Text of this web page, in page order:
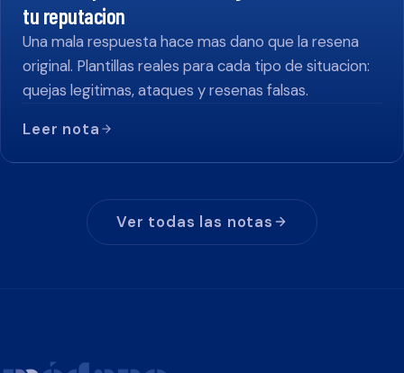
tu reputacion
Una mala respuesta hace mas dano que la resena
original. Plantillas reales para cada tipo de situacion:
quejas legitimas, ataques y resenas falsas.
Leer nota
Ver todas las notas